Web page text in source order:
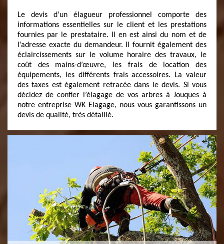
Le devis d’un élagueur professionnel comporte des
informations essentielles sur le client et les prestations
fournies par le prestataire. Il en est ainsi du nom et de
l’adresse exacte du demandeur. Il fournit également des
éclaircissements sur le volume horaire des travaux, le
coût des mains-d’œuvre, les frais de location des
équipements, les différents frais accessoires. La valeur
des taxes est également retracée dans le devis. Si vous
décidez de confier l’élagage de vos arbres à Jouques à
notre entreprise WK Elagage, nous vous garantissons un
devis de qualité, très détaillé.